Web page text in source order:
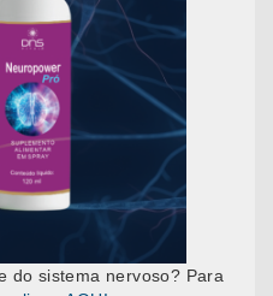
do sistema nervoso? Para